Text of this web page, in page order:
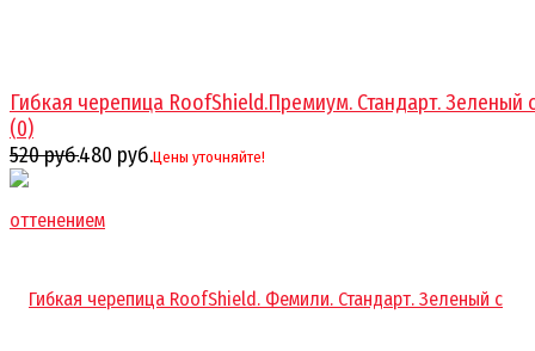
Гибкая черепица RoofShield.Премиум. Стандарт. Зеленый
(0)
520 руб.480 руб.Цены уточняйте!